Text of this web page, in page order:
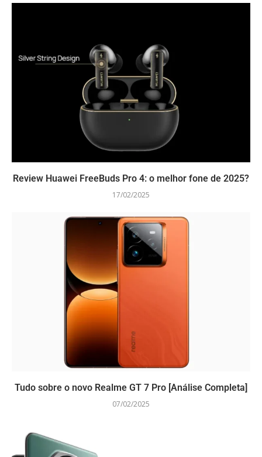
Review Huawei FreeBuds Pro 4: o melhor fone de 2025?
17/02/2025
Tudo sobre o novo Realme GT 7 Pro [Análise Completa]
07/02/2025